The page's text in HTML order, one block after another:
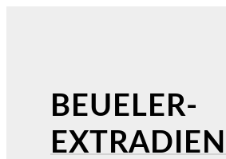
BEUELER-